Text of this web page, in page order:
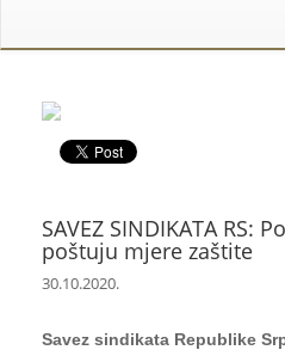
SAVEZ SINDIKATA RS:
poštuju mjere zaštite
30.10.2020.
Savez sindikata Republike